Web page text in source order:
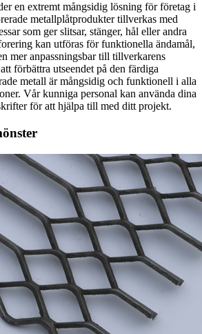
en extremt mångsidig lösning för företag i
metallplåtprodukter tillverkas med
som ger slitsar, stänger, hål eller andra
kan utföras för funktionella ändamål,
mer anpassningsbar till tillverkarens
förbättra utseendet på den färdiga
metall är mångsidig och funktionell i alla
Vår kunniga personal kan använda dina
för att hjälpa till med ditt projekt.